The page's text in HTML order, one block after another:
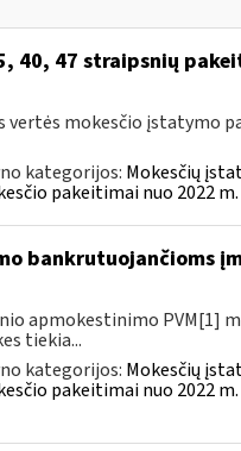
40, 47 straipsnių
vertės mokesčio įstatymo
kategorijos: Mokesčių
pakeitimai nuo 2022 m.
bankrutuojančioms
apmokestinimo PVM[1]
tiekia...
kategorijos: Mokesčių
pakeitimai nuo 2022 m.